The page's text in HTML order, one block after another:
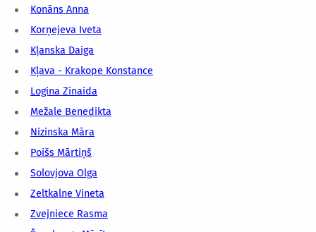
Konāns Anna
Korņejeva Iveta
Kļanska Daiga
Kļava - Krakope Konstance
Logina Zinaida
Mežale Benedikta
Nizinska Māra
Poišs Mārtiņš
Solovjova Olga
Zeltkalne Vineta
Zvejniece Rasma